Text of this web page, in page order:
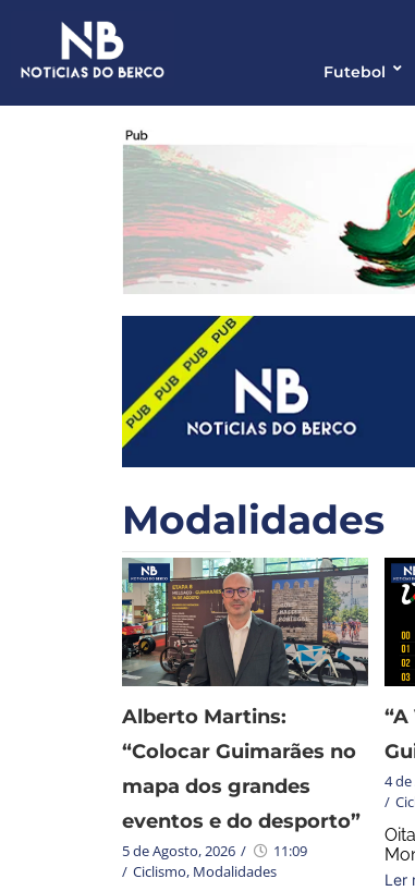
Futebol
Modalidades
Alberto Martins:
“Colocar Guimarães no
mapa dos grandes
eventos e do desporto”
5 de Agosto, 2026 /
11:09
/ Ciclismo, Modalidades
4
/
Ler